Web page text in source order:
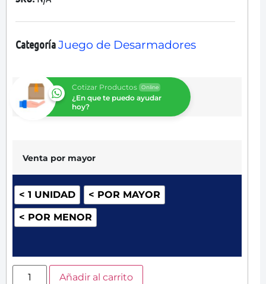
CategoríaJuego de Desarmadores
Cotizar Productos Online
¿En que te puedo ayudar
hoy?
Venta por mayor
< 1 UNIDAD
< POR MAYOR
< POR MENOR
Añadir al carrito